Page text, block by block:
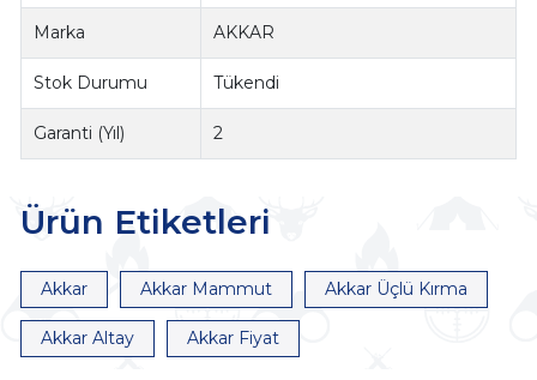
Marka AKKAR
Stok Durumu Tükendi
Garanti (Yıl) 2
Ürün Etiketleri
Akkar Akkar Mammut Akkar Üçlü Kırma
Akkar Altay Akkar Fiyat